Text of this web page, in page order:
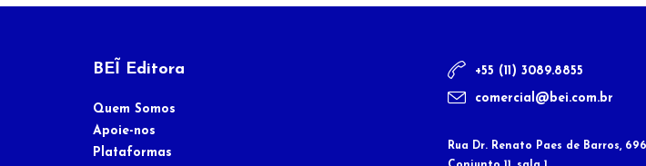
BEĨ Editora
Quem Somos
Apoie-nos
Plataformas
+55 (11) 3089.8855
comercial@bei.com.br
Rua Dr. Renato Paes de Barros, 696